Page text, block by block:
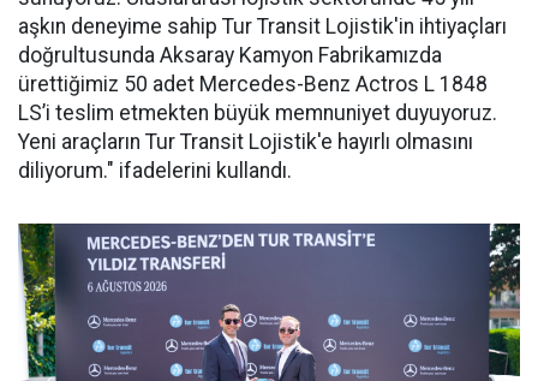
aşkın deneyime sahip Tur Transit Lojistik'in ihtiyaçları
doğrultusunda Aksaray Kamyon Fabrikamızda
ürettiğimiz 50 adet Mercedes-Benz Actros L 1848
LS’i teslim etmekten büyük memnuniyet duyuyoruz.
Yeni araçların Tur Transit Lojistik'e hayırlı olmasını
diliyorum." ifadelerini kullandı.